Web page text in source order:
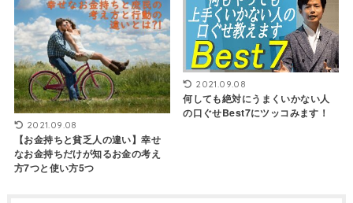
2021.09.08
【お金持ちと貧乏人の違い】幸せ
なお金持ちだけが知るお金の考え
方7つと使い方5つ
2021.09.08
何しても絶対にうまくいかない人
の口ぐせBest7にツッコみます！